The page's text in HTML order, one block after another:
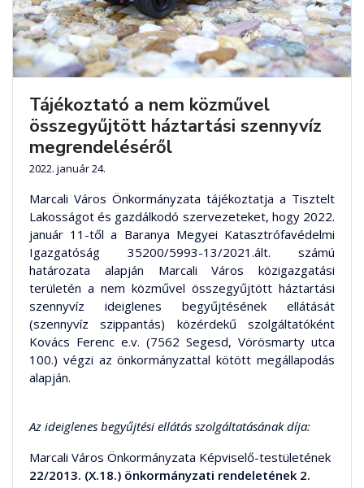
Tájékoztató a nem közművel
összegyűjtött háztartási szennyvíz
megrendeléséről
2022. január 24.
Marcali Város Önkormányzata tájékoztatja a Tisztelt
Lakosságot és gazdálkodó szervezeteket, hogy 2022.
január 11-től a Baranya Megyei Katasztrófavédelmi
Igazgatóság 35200/5993-13/2021.ált. számú
határozata alapján Marcali Város közigazgatási
területén a nem közművel összegyűjtött háztartási
szennyvíz ideiglenes begyűjtésének ellátását
(szennyvíz szippantás) közérdekű szolgáltatóként
Kovács Ferenc e.v. (7562 Segesd, Vörösmarty utca
100.) végzi az önkormányzattal kötött megállapodás
alapján.
Az ideiglenes begyűjtési ellátás szolgáltatásának díja:
Marcali Város Önkormányzata Képviselő-testületének
22/2013. (X.18.) önkormányzati rendeletének 2.